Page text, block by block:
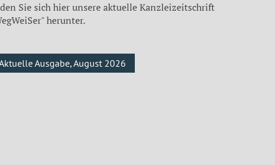
Sie sich hier unsere aktuelle Kanzleizeitschrift
herunter.
Ausgabe, August 2026